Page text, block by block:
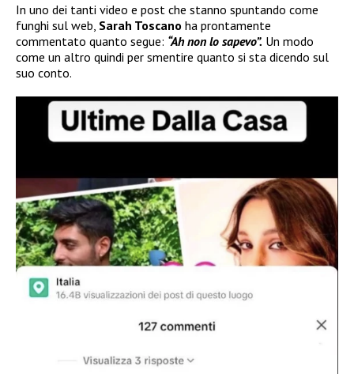
In uno dei tanti video e post che stanno spuntando come
funghi sul web, Sarah Toscano ha prontamente
commentato quanto segue: “Ah non lo sapevo”. Un modo
come un altro quindi per smentire quanto si sta dicendo sul
suo conto.